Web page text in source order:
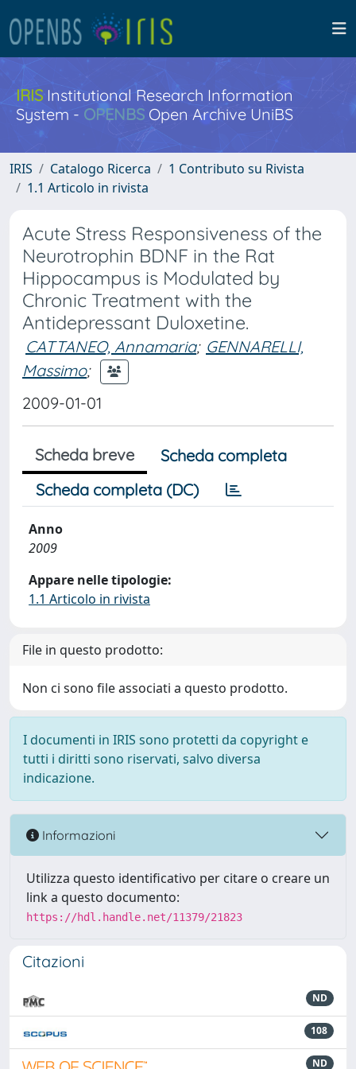
IRISInstitutional Research Information
System - OPENBS Open Archive UniBS
IRIS Catalogo Ricerca
1 Contributo su Rivista
1.1 Articolo in rivista
Acute Stress Responsiveness of the
Neurotrophin BDNF in the Rat
Hippocampus is Modulated by
Chronic Treatment with the
Antidepressant Duloxetine.
CATTANEO, Annamaria; GENNARELLI,
Massimo;
2009-01-01
Scheda breve
Scheda completa
Scheda completa (DC)
Anno
2009
Appare nelle tipologie:
1.1 Articolo in rivista
File in questo prodotto:
Non ci sono file associati a questo prodotto.
I documenti in IRIS sono protetti da copyright e
tutti i diritti sono riservati, salvo diversa
indicazione.
Informazioni
Utilizza questo identificativo per citare o creare un
link a questo documento:
https://hdl.handle.net/11379/21823
Citazioni
ND
108
ND